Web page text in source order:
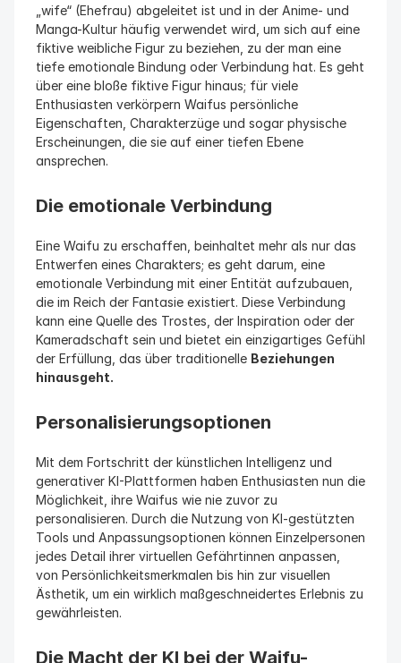
„wife“ (Ehefrau) abgeleitet ist und in der Anime- und
Manga-Kultur häufig verwendet wird, um sich auf eine
fiktive weibliche Figur zu beziehen, zu der man eine
tiefe emotionale Bindung oder Verbindung hat. Es geht
über eine bloße fiktive Figur hinaus; für viele
Enthusiasten verkörpern Waifus persönliche
Eigenschaften, Charakterzüge und sogar physische
Erscheinungen, die sie auf einer tiefen Ebene
ansprechen.
Die emotionale Verbindung
Eine Waifu zu erschaffen, beinhaltet mehr als nur das
Entwerfen eines Charakters; es geht darum, eine
emotionale Verbindung mit einer Entität aufzubauen,
die im Reich der Fantasie existiert. Diese Verbindung
kann eine Quelle des Trostes, der Inspiration oder der
Kameradschaft sein und bietet ein einzigartiges Gefühl
der Erfüllung, das über traditionelle Beziehungen
hinausgeht.
Personalisierungsoptionen
Mit dem Fortschritt der künstlichen Intelligenz und
generativer KI-Plattformen haben Enthusiasten nun die
Möglichkeit, ihre Waifus wie nie zuvor zu
personalisieren. Durch die Nutzung von KI-gestützten
Tools und Anpassungsoptionen können Einzelpersonen
jedes Detail ihrer virtuellen Gefährtinnen anpassen,
von Persönlichkeitsmerkmalen bis hin zur visuellen
Ästhetik, um ein wirklich maßgeschneidertes Erlebnis zu
gewährleisten.
Die Macht der KI bei der Waifu-